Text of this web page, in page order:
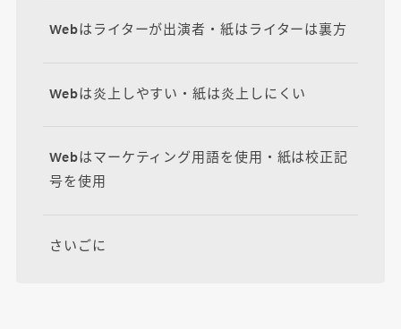
Webはライターが出演者・紙はライターは裏方
Webは炎上しやすい・紙は炎上しにくい
Webはマーケティング用語を使用・紙は校正記
号を使用
さいごに